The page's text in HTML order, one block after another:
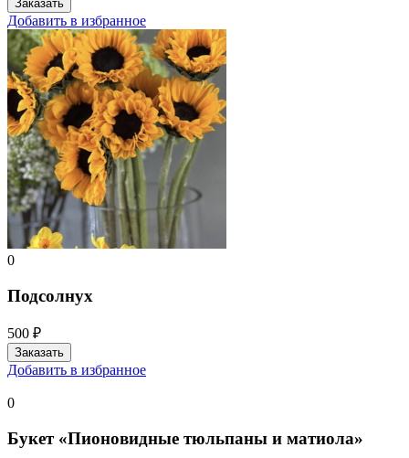
Добавить в избранное
0
Подсолнух
500 ₽
Добавить в избранное
0
Букет «Пионовидные тюльпаны и матиола»